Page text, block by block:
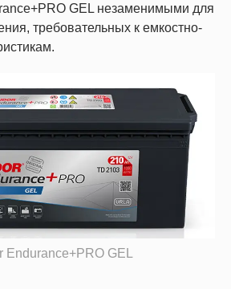
GEL незаменимыми для
требовательных к емкостно-
Endurance+PRO GEL